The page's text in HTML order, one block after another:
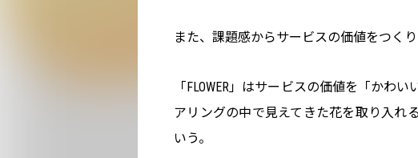
また、課題感からサービスの価値をつく
「FLOWER」はサービスの価値を「かわ
アリングの中で見えてきた花を取り入れ
いう。